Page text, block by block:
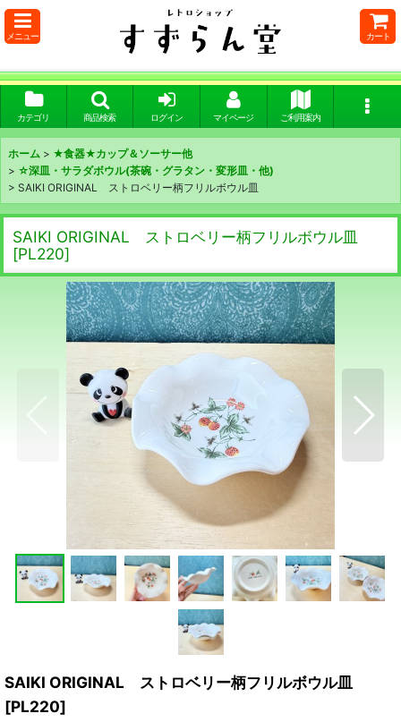
メニュー カート
カテゴリ 商品検索 ログイン マイページ ご利用案内
ホーム > ★食器★カップ＆ソーサー他
> ☆深皿・サラダボウル(茶碗・グラタン・変形皿・他)
> SAIKI ORIGINAL ストロベリー柄フリルボウル皿
SAIKI ORIGINAL ストロベリー柄フリルボウル皿
[PL220]
SAIKI ORIGINAL ストロベリー柄フリルボウル皿
[PL220]